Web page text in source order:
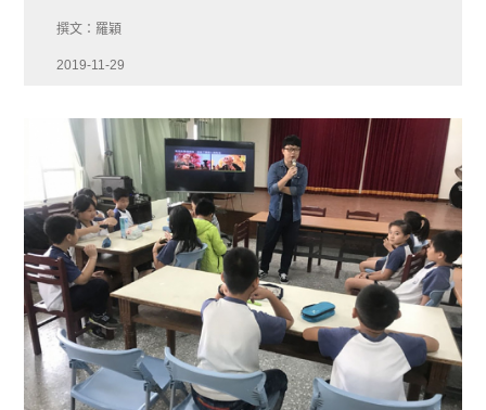
撰文：羅穎
2019-11-29